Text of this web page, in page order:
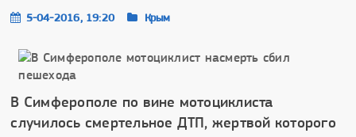
5-04-2016, 19:20 Крым
В Симферополе по вине мотоциклиста
случилось смертельное ДТП, жертвой которого